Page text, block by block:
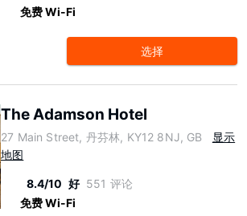
免费 Wi-Fi
选择
The Adamson Hotel
27 Main Street, 丹芬林, KY12 8NJ, GB
显示
地图
8.4/10 好 551 评论
免费 Wi-Fi